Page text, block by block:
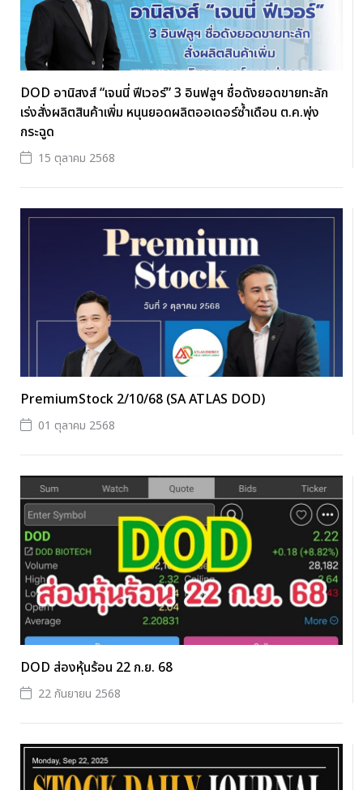
DOD อานิสงส์ “เจนนี่ ฟีเวอร์” 3 อินฟลูฯ ชื่อดังยอดขายทะลัก
เร่งสั่งผลิตสินค้าเพิ่ม หนุนยอดผลิตออเดอร์ซ้ำเดือน ต.ค.พุ่ง
กระฉูด
15 ตุลาคม 2568
PremiumStock 2/10/68 (SA ATLAS DOD)
01 ตุลาคม 2568
DOD ส่องหุ้นร้อน 22 ก.ย. 68
22 กันยายน 2568